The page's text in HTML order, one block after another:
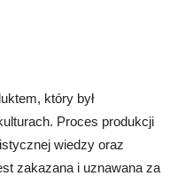
który był
Proces produkcji
wiedzy oraz
zakazana i uznawana za